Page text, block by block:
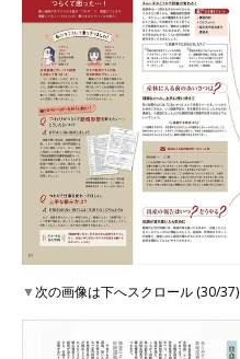
▼次の画像は下へスクロール (30/37)